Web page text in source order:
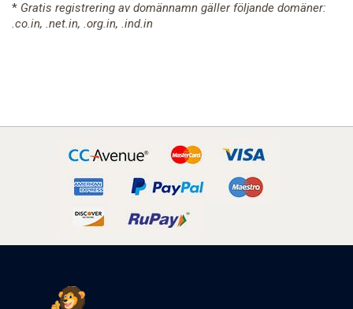
* Gratis registrering av domännamn gäller följande domäner:
.co.in, .net.in, .org.in, .ind.in